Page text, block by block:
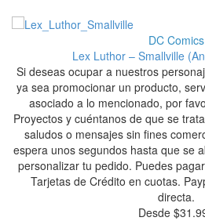
DC Comics
Lex Luthor – Smallville
Si deseas ocupar a nuestros
ya sea promocionar un producto,
asociado a lo mencionado, por
Proyectos y cuéntanos de que se
saludos o mensajes sin fines
espera unos segundos hasta que se
personalizar tu pedido. Puedes
Tarjetas de Crédito en cuotas.
directa.
Desde $